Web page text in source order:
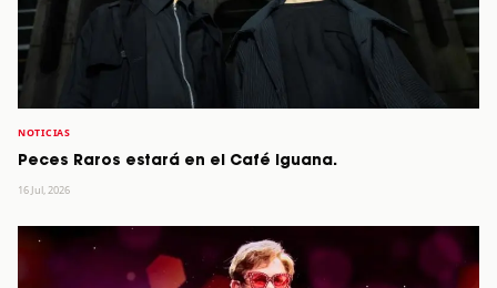
NOTICIAS
Peces Raros estará en el Café Iguana.
16 Jul, 2026